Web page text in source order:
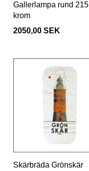
Gallerlampa rund 215
krom
2050,00 SEK
Skärbräda Grönskär